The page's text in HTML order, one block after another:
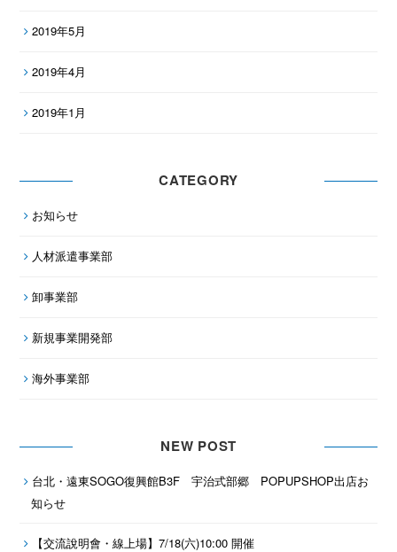
2019年5月
2019年4月
2019年1月
CATEGORY
お知らせ
人材派遣事業部
卸事業部
新規事業開発部
海外事業部
NEW POST
台北・遠東SOGO復興館B3F 宇治式部郷 POPUPSHOP出店お
知らせ
【交流說明會・線上場】7/18(六)10:00 開催